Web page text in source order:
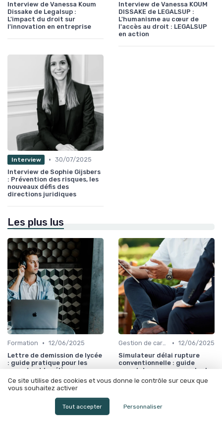
Interview de Vanessa Koum
Dissake de Legalsup :
L'impact du droit sur
l'innovation en entreprise
Interview de Vanessa KOUM
DISSAKE de LEGALSUP :
L'humanisme au cœur de
l'accès au droit : LEGALSUP
en action
Interview • 30/07/2025
Interview de Sophie Gijsbers
: Prévention des risques, les
nouveaux défis des
directions juridiques
Les plus lus
Formation • 12/06/2025
Lettre de demission de lycée
: guide pratique pour les
parents et les élèves
Gestion de carrière • 12/06/2025
Simulateur délai rupture
conventionnelle : guide
complet pour comprendre les
délais
Ce site utilise des cookies et vous donne le contrôle sur ceux que
vous souhaitez activer
Tout accepter Personnaliser